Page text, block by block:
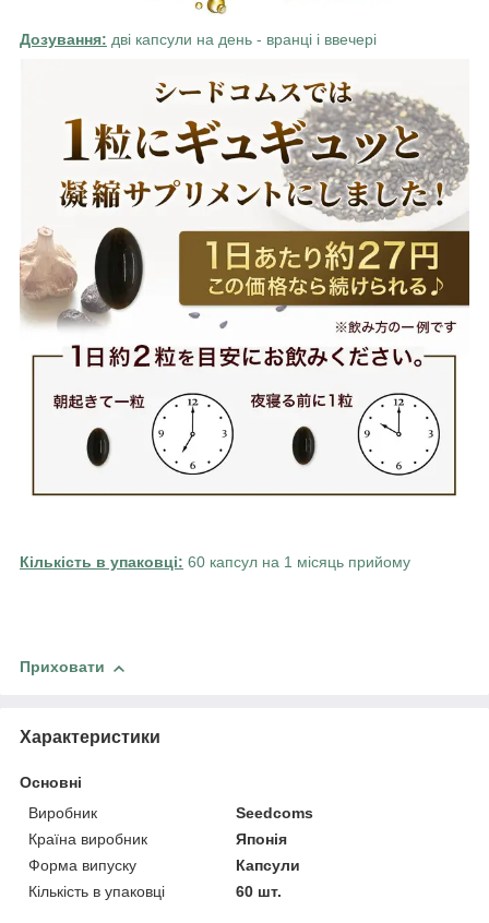
Дозування: дві капсули на день - вранці і ввечері
Кількість в упаковці: 60 капсул на 1 місяць прийому
Приховати
Характеристики
Основні
Виробник
Seedcoms
Країна виробник
Японія
Форма випуску
Капсули
Кількість в упаковці
60 шт.